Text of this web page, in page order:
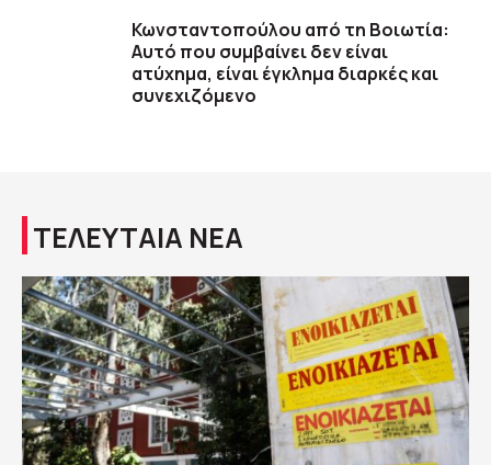
Κωνσταντοπούλου από τη Βοιωτία:
Αυτό που συμβαίνει δεν είναι
ατύχημα, είναι έγκλημα διαρκές και
συνεχιζόμενο
ΤΕΛΕΥΤΑΙΑ ΝΕΑ